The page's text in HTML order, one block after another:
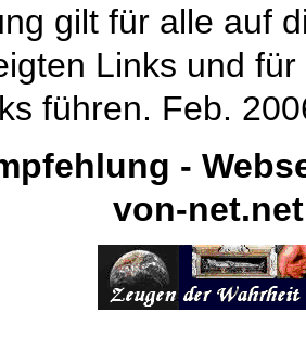
gilt für alle auf
Links und
führen. Feb.
-
von-net.net